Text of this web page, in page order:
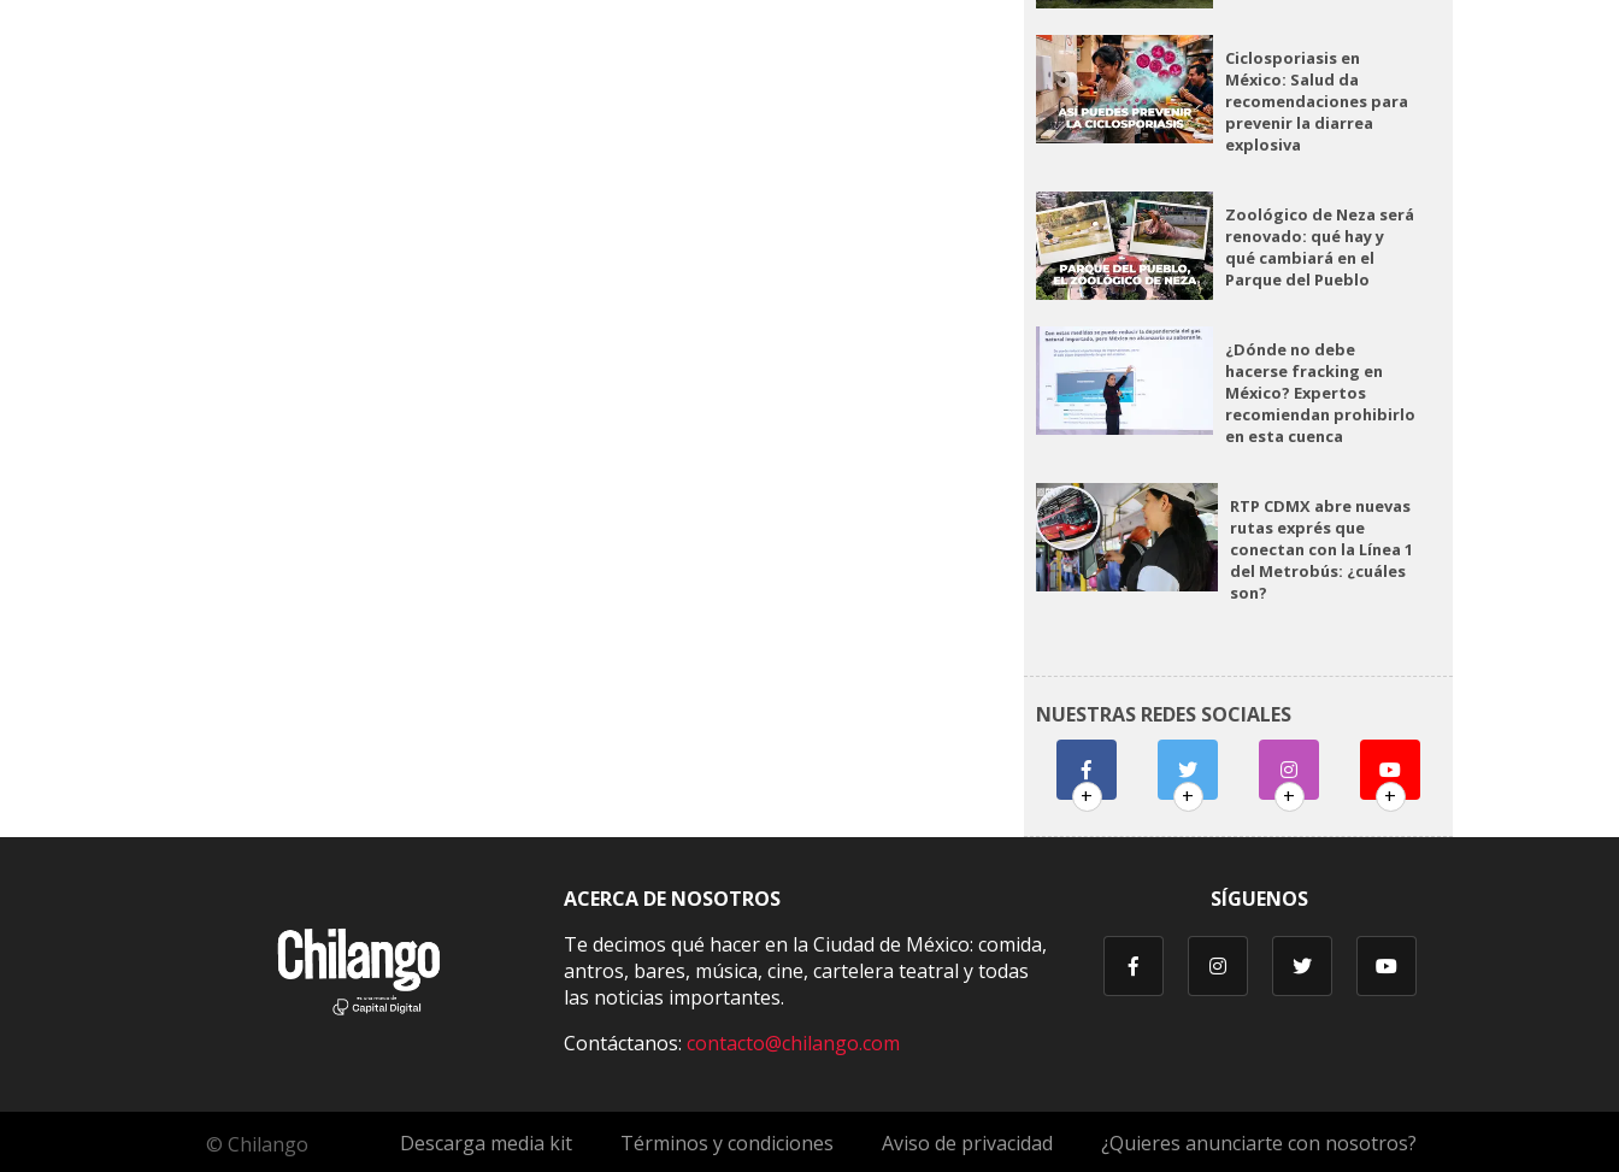
Ciclosporiasis en
México: Salud da
recomendaciones para
prevenir la diarrea
explosiva
Zoológico de Neza será
renovado: qué hay y
qué cambiará en el
Parque del Pueblo
¿Dónde no debe
hacerse fracking en
México? Expertos
recomiendan prohibirlo
en esta cuenca
RTP CDMX abre nuevas
rutas exprés que
conectan con la Línea 1
del Metrobús: ¿cuáles
son?
NUESTRAS REDES SOCIALES
+ + + +
ACERCA DE NOSOTROS
Te decimos qué hacer en la Ciudad de México: comida,
antros, bares, música, cine, cartelera teatral y todas
las noticias importantes.
Contáctanos:contacto@chilango.com
SÍGUENOS
© Chilango Descarga media kit Términos y condiciones Aviso de privacidad ¿Quieres anunciarte con nosotros?